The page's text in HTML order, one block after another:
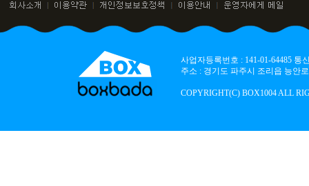
사업자등록번호 : 141-01-64485
주소 : 경기도 파주시 조리읍 능안
COPYRIGHT(C) BOX1004 ALL